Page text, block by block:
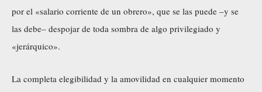
por el «salario corriente de un obrero», que se las puede –y se
las debe– despojar de toda sombra de algo privilegiado y
«jerárquico».
La completa elegibilidad y la amovilidad en cualquier momento